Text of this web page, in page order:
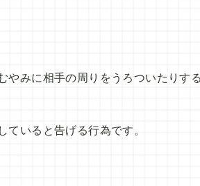
やみに相手の周りをうろついたりす
いると告げる行為です。